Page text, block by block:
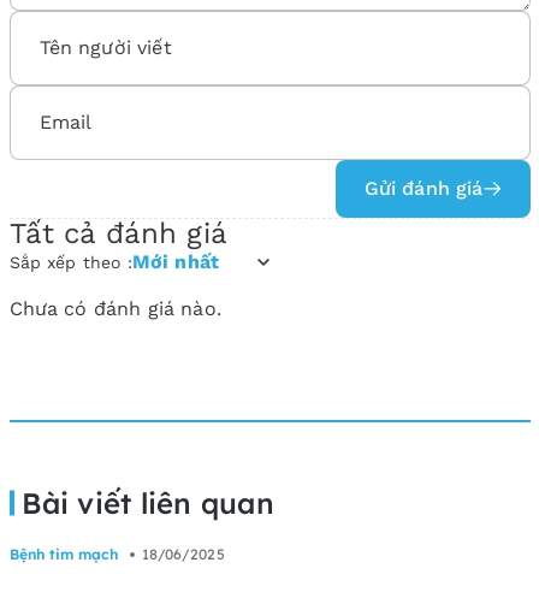
Gửi đánh giá
Tất cả đánh giá
Sắp xếp theo :Mới nhất
Chưa có đánh giá nào.
Bài viết liên quan
Bệnh tim mạch 18/06/2025